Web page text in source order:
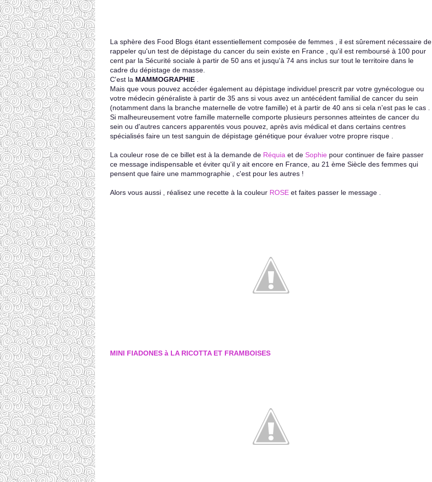
La sphère des Food Blogs étant essentiellement composée de femmes , il est sûrement nécessaire de
rappeler qu'un test de dépistage du cancer du sein existe en France , qu'il est remboursé à 100 pour
cent par la Sécurité sociale à partir de 50 ans et jusqu'à 74 ans inclus sur tout le territoire dans le
cadre du dépistage de masse.
C'est la MAMMOGRAPHIE
Mais que vous pouvez accéder également au dépistage individuel prescrit par votre gynécologue ou
votre médecin généraliste à partir de 35 ans si vous avez un antécédent familial de cancer du sein
(notamment dans la branche maternelle de votre famille) et à partir de 40 ans si cela n'est pas le cas .
Si malheureusement votre famille maternelle comporte plusieurs personnes atteintes de cancer du
sein ou d'autres cancers apparentés vous pouvez, après avis médical et dans certains centres
spécialisés faire un test sanguin de dépistage génétique pour évaluer votre propre risque .
La couleur rose de ce billet est à la demande de Réquia et de Sophie pour continuer de faire passer
ce message indispensable et éviter qu'il y ait encore en France, au 21 ème Siècle des femmes qui
pensent que faire une mammographie , c'est pour les autres !
Alors vous aussi , réalisez une recette à la couleur ROSE et faites passer le message .
MINI FIADONES à LA RICOTTA ET FRAMBOISES